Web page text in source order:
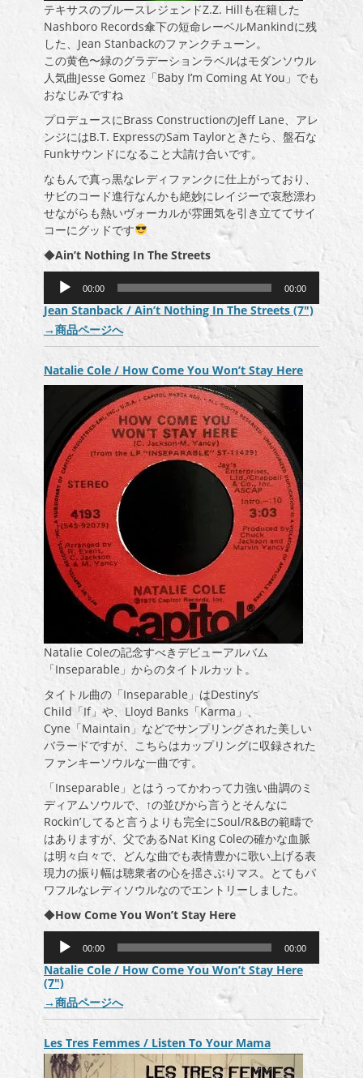
テキサスのブルースレジェンドZ.Z. Hillも在籍した
Nashboro Records傘下の短命レーベルMankindに残
した、Jean Stanbackのファンクチューン。
この黄色〜緑のグラデーションラベルはモダンソウル
人気曲Jesse Gomez「Baby I’m Coming At You」でも
おなじみですね
プロデュースにBrass ConstructionのJeff Lane、アレ
ンジにはB.T. ExpressのSam Taylorときたら、盤石な
Funkサウンドになること大請け合いです。
なもんで真っ黒なレディファンクに仕上がっており、
サビのコード進行なんかも絶妙にレイジーで哀愁漂わ
せながらも熱いヴォーカルが雰囲気を引き立ててサイ
コーにグッドです
◆Ain’t Nothing In The Streets
プ
レ
ー
ヤ
ー
00:00 00:00
Jean Stanback / Ain’t Nothing In The Streets (7″)
→商品ページへ
Natalie Cole / How Come You Won’t Stay Here
Natalie Coleの記念すべきデビューアルバム
「Inseparable」からのタイトルカット。
タイトル曲の「Inseparable」はDestiny’s
Child「If」や、Lloyd Banks「Karma」、
Cyne「Maintain」などでサンプリングされた美しい
バラードですが、こちらはカップリングに収録された
ファンキーソウルな一曲です。
「Inseparable」とはうってかわって力強い曲調のミ
ディアムソウルで、↑の並びから言うとそんなに
Rockin’してると言うよりも完全にSoul/R&Bの範疇で
はありますが、父であるNat King Coleの確かな血脈
は明々白々で、どんな曲でも表情豊かに歌い上げる表
現力の振り幅は聴衆者の心を揺さぶりマス。とてもパ
ワフルなレディソウルなのでエントリーしました。
◆How Come You Won’t Stay Here
プ
レ
ー
ヤ
ー
00:00 00:00
Natalie Cole / How Come You Won’t Stay Here
(7″)
→商品ページへ
Les Tres Femmes / Listen To Your Mama